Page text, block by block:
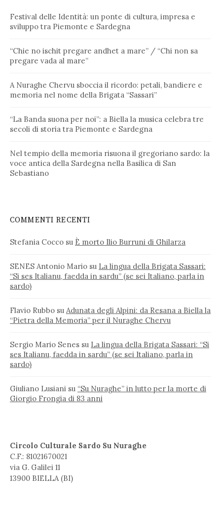
Festival delle Identità: un ponte di cultura, impresa e
sviluppo tra Piemonte e Sardegna
“Chie no ischit pregare andhet a mare” / “Chi non sa
pregare vada al mare”
A Nuraghe Chervu sboccia il ricordo: petali, bandiere e
memoria nel nome della Brigata “Sassari”
“La Banda suona per noi”: a Biella la musica celebra tre
secoli di storia tra Piemonte e Sardegna
Nel tempio della memoria risuona il gregoriano sardo: la
voce antica della Sardegna nella Basilica di San
Sebastiano
COMMENTI RECENTI
Stefania Cocco su È morto Ilio Burruni di Ghilarza
SENES Antonio Mario su La lingua della Brigata Sassari:
“Si ses Italianu, faedda in sardu” (se sei Italiano, parla in
sardo)
Flavio Rubbo su Adunata degli Alpini: da Resana a Biella la
“Pietra della Memoria” per il Nuraghe Chervu
Sergio Mario Senes su La lingua della Brigata Sassari: “Si
ses Italianu, faedda in sardu” (se sei Italiano, parla in
sardo)
Giuliano Lusiani su “Su Nuraghe” in lutto per la morte di
Giorgio Frongia di 83 anni
Circolo Culturale Sardo Su Nuraghe
C.F.: 81021670021
via G. Galilei 11
13900 BIELLA (BI)